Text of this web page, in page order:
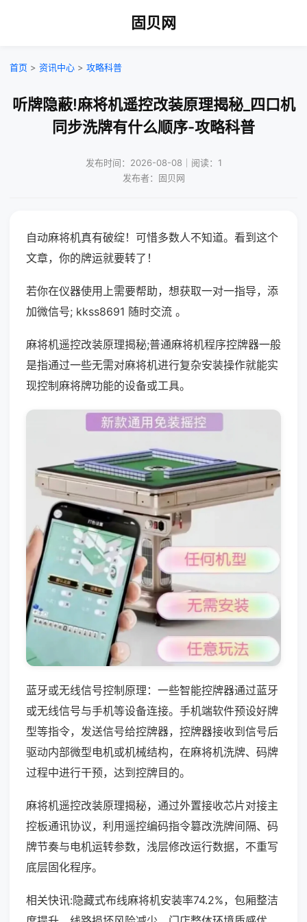
固贝网
首页 > 资讯中心 > 攻略科普
听牌隐蔽!麻将机遥控改装原理揭秘_四口机
同步洗牌有什么顺序-攻略科普
发布时间：2026-08-08｜阅读：1
发布者：固贝网
自动麻将机真有破绽！可惜多数人不知道。看到这个
文章，你的牌运就要转了！
若你在仪器使用上需要帮助，想获取一对一指导，添
加微信号; kkss8691 随时交流 。
麻将机遥控改装原理揭秘;普通麻将机程序控牌器一般
是指通过一些无需对麻将机进行复杂安装操作就能实
现控制麻将牌功能的设备或工具。
蓝牙或无线信号控制原理：一些智能控牌器通过蓝牙
或无线信号与手机等设备连接。手机端软件预设好牌
型等指令，发送信号给控牌器，控牌器接收到信号后
驱动内部微型电机或机械结构，在麻将机洗牌、码牌
过程中进行干预，达到控牌目的。
麻将机遥控改装原理揭秘，通过外置接收芯片对接主
控板通讯协议，利用遥控编码指令篡改洗牌间隔、码
牌节奏与电机运转参数，浅层修改运行数据，不重写
底层固化程序。
相关快讯:隐藏式布线麻将机安装率74.2%，包厢整洁